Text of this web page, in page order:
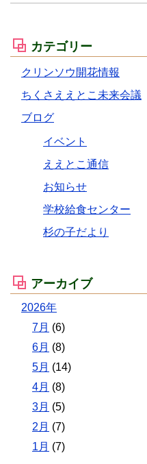
カテゴリー
クリンソウ開花情報
ちくさええとこ未来会議
ブログ
イベント
ええとこ通信
お知らせ
学校給食センター
杉の子だより
アーカイブ
2026年
7月 (6)
6月 (8)
5月 (14)
4月 (8)
3月 (5)
2月 (7)
1月 (7)